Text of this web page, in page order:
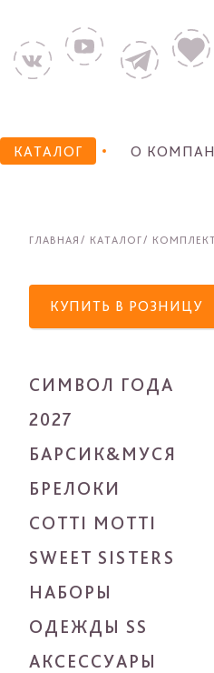
КАТАЛОГ О
ГЛАВНАЯ КАТАЛОГ
КУПИТЬ В РОЗНИЦУ
СИМВОЛ ГОДА
2027
БАРСИК&МУСЯ
БРЕЛОКИ
COTTI MOTTI
SWEET SISTERS
НАБОРЫ
ОДЕЖДЫ SS
АКСЕССУАРЫ